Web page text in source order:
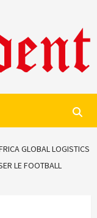
GLOBAL LOGISTICS
LE FOOTBALL